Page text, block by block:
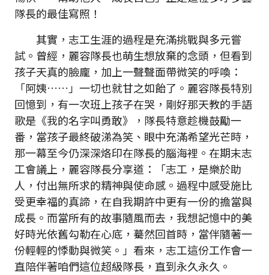
隊長的最佳寫照！
其實，志工生涯的過程是充滿挑戰與多元嘗
試。曾經，麗容隊長也萌生想放棄的念頭，但看到
孩子天真的臉龐，加上一聲聲面帶微笑的呼喚：
「阿姨……」一切也就甘之如飴了。麗容隊長特別
回憶到，有一次班上孩子在哭，剛好那天教的手語
歌是《我的名字叫勇敢》，隊長特意趁機鼓勵一
番，當孩子最終破涕為笑、眼中充滿希望光芒時，
那一幕至今仍深深烙印在隊長的腦海裡。在期末志
工會議上，麗容隊長分享道：「志工，是樂於助
人，付出無所求的精神與使命感。過程中感受施比
受更幸福的真諦，在自我期許中更有一份的擔當與
成長。而當所有的故事隨風而去，我想記憶中的美
好時光依舊勾勒在心底，驀然回首時，當伴隨著一
份輕輕的悸動與微笑。」看來，志工這份工作會一
直陪伴著咱們這位超級隊長，直到永久永久。